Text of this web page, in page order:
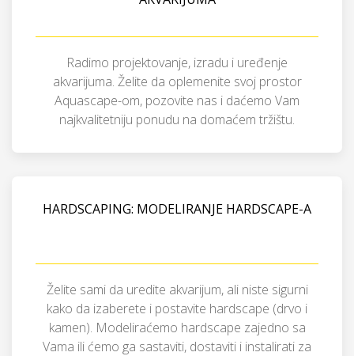
Radimo projektovanje, izradu i uređenje
akvarijuma. Želite da oplemenite svoj prostor
Aquascape-om, pozovite nas i daćemo Vam
najkvalitetniju ponudu na domaćem tržištu.
HARDSCAPING: MODELIRANJE HARDSCAPE-A
Želite sami da uredite akvarijum, ali niste sigurni
kako da izaberete i postavite hardscape (drvo i
kamen). Modeliraćemo hardscape zajedno sa
Vama ili ćemo ga sastaviti, dostaviti i instalirati za